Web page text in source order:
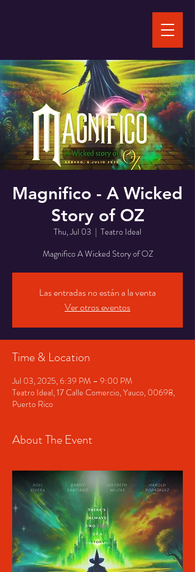
Magnifico - A Wicked
Story of OZ
Thu, Jul 03
  |
Teatro Ideal
Magnifico A Wicked Story of OZ
Las entradas no están a la venta
Ver otros eventos
Time & Location
Jul 03, 2025, 6:39 PM – 9:00 PM
Teatro Ideal, 17 Calle Comercio, Yauco, 00698,
Puerto Rico
About The Event